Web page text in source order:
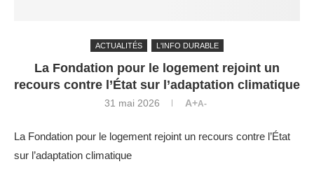
ACTUALITÉS L'INFO DURABLE
La Fondation pour le logement rejoint un
recours contre l’État sur l’adaptation climatique
31 mai 2026 A+A-
La Fondation pour le logement rejoint un recours contre l’État
sur l’adaptation climatique